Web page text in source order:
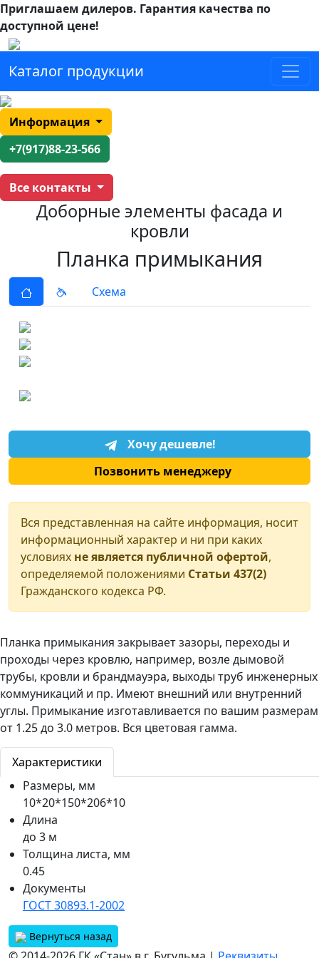
Приглашаем дилеров. Гарантия качества по
доступной цене!
Каталог продукции
Информация
+7(917)88-23-566
Все контакты
Доборные элементы фасада и
кровли
Планка примыкания
Схема
Хочу дешевле!
Позвонить менеджеру
Вся представленная на сайте информация, носит
информационный характер и ни при каких
условиях не является публичной офертой,
определяемой положениями Статьи 437(2)
Гражданского кодекса РФ.
Планка примыкания закрывает зазоры, переходы и
проходы через кровлю, например, возле дымовой
трубы, кровли и брандмауэра, выходы труб инженерных
коммуникаций и пр. Имеют внешний или внутренний
углы. Примыкание изготавливается по вашим размерам
от 1.25 до 3.0 метров. Вся цветовая гамма.
Характеристики
Размеры, мм
10*20*150*206*10
Длина
до 3 м
Толщина листа, мм
0.45
Документы
ГОСТ 30893.1-2002
Вернуться назад